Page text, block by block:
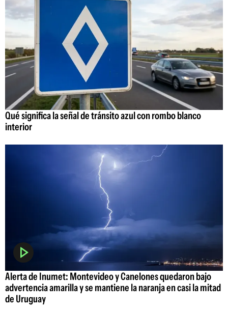
Qué significa la señal de tránsito azul con rombo blanco
interior
Alerta de Inumet: Montevideo y Canelones quedaron bajo
advertencia amarilla y se mantiene la naranja en casi la mitad
de Uruguay